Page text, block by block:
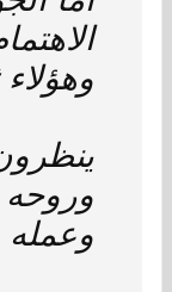
وروحه
وعمله